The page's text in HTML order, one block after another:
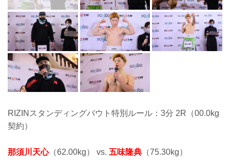
RIZINスタンディングバウト特別ルール：3分 2R（00.0kg
契約）
那須川天心（62.00kg） vs. 五味隆典 （75.30kg）